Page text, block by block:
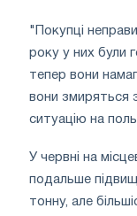
"Покупці
року у них були
тепер вони
вони змиряться
ситуацію на
У червні на
подальше
тонну, але